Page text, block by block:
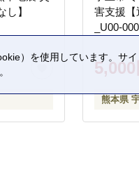
し】
害支援【
_U00-
5,000
熊本県
）を使用しています。サ